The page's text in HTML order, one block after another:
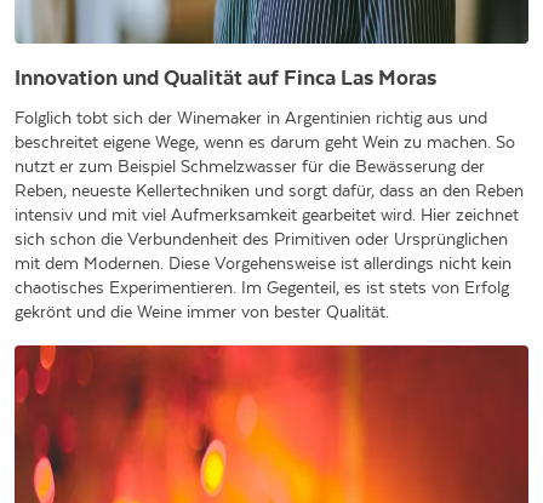
Innovation und Qualität auf Finca Las Moras
Folglich tobt sich der Winemaker in Argentinien richtig aus und
beschreitet eigene Wege, wenn es darum geht Wein zu machen. So
nutzt er zum Beispiel Schmelzwasser für die Bewässerung der
Reben, neueste Kellertechniken und sorgt dafür, dass an den Reben
intensiv und mit viel Aufmerksamkeit gearbeitet wird. Hier zeichnet
sich schon die Verbundenheit des Primitiven oder Ursprünglichen
mit dem Modernen. Diese Vorgehensweise ist allerdings nicht kein
chaotisches Experimentieren. Im Gegenteil, es ist stets von Erfolg
gekrönt und die Weine immer von bester Qualität.